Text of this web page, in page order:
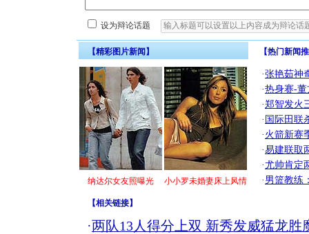
设为辩论话题
【精彩图片新闻】
纳达尔女友照曝光 小小罗未婚妻床上风情
【热门新闻
·张艳茹神
·热身赛-董
·郑智发火
· 国际田联
· 火箭新赛
·易建联取
·尤帅肯定
· 男篮教练
【相关链接】
·两队13人得分上双 新秀发威猛龙胜